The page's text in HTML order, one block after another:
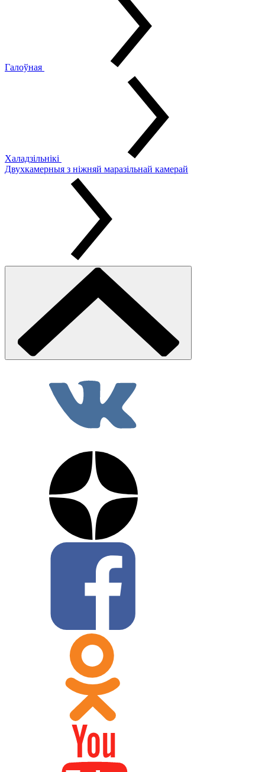
Галоўная
Халадзільнікі
Двухкамерныя з ніжняй маразільнай камерай